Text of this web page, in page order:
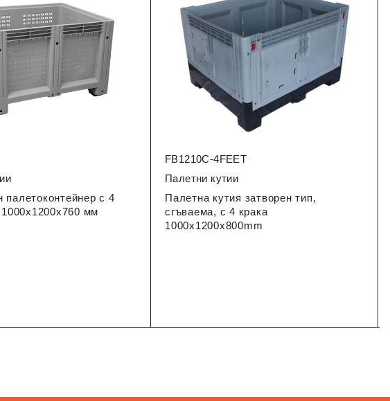
с 4
мм
FB1210C-4FEET
Палетни кутии
Палетна кутия затворен тип,
сгъваема, с 4 крака
1000x1200x800mm